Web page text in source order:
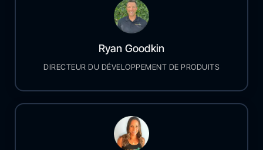
Ryan Goodkin
DIRECTEUR DU DÉVELOPPEMENT DE PRODUITS